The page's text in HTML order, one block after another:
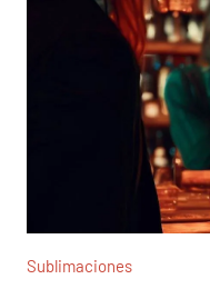
Sublimaciones